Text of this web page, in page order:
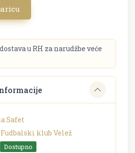
u RH za narudžbe veće
Safet
Fudbalski klub Velež
Dostupno